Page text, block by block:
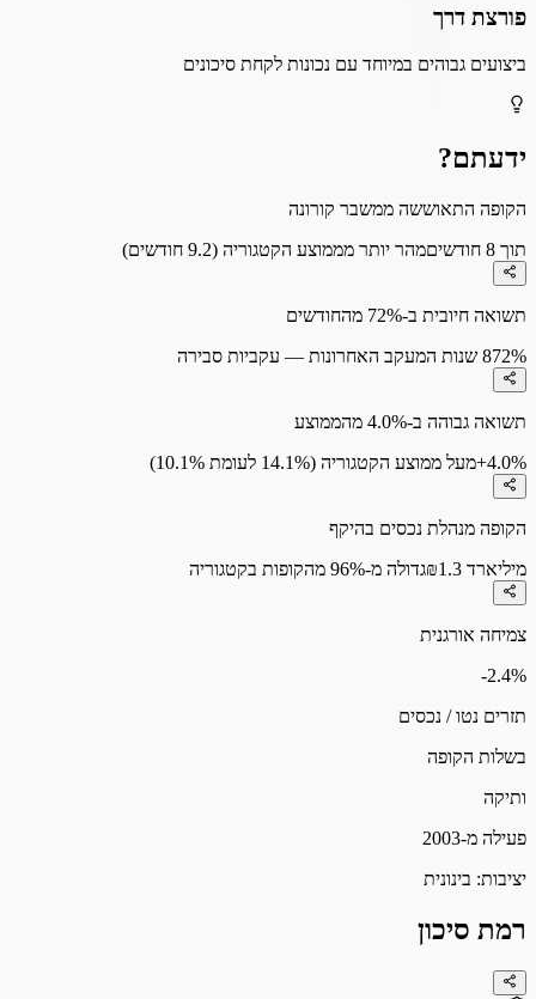
פורצת דרך
ביצועים גבוהים במיוחד עם נכונות לקחת סיכונים
ידעתם?
הקופה התאוששה ממשבר קורונה
תוך 8 חודשים
מהר יותר מממוצע הקטגוריה (9.2 חודשים)
תשואה חיובית ב-72% מהחודשים
72%8 שנות המעקב האחרונות — עקביות סבירה
תשואה גבוהה ב-4.0% מהממוצע
+4.0%מעל ממוצע הקטגוריה (14.1% לעומת 10.1%)
הקופה מנהלת נכסים בהיקף
₪1.3 מיליארד
גדולה מ-96% מהקופות בקטגוריה
צמיחה אורגנית
-2.4%
תזרים נטו / נכסים
בשלות הקופה
ותיקה
פעילה מ-2003
יציבות: בינונית
רמת סיכון